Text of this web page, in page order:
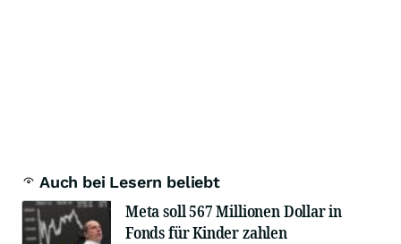
Auch bei Lesern beliebt
Meta soll 567 Millionen Dollar in
Fonds für Kinder zahlen